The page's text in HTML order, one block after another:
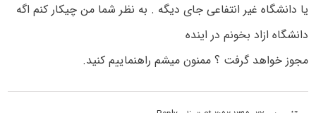
یا دانشگاه غیر انتفاعی جای دیگه . به نظر شما من چیکار کنم اگه
دانشگاه ازاد بخونم در اینده
مجوز خواهد گرفت ؟ ممنون میشم راهنماییم کنید.